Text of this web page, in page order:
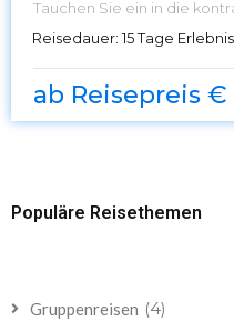
Tauchen Sie ein in die
Patagoniens im Süden –
Reisedauer: 15 Tage Erlebnisreise -
ab Reisepreis €
Populäre Reisethemen
Gruppenreisen (4)